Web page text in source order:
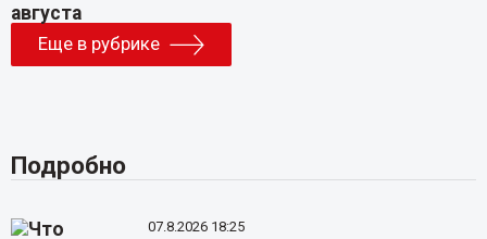
Еще в рубрике
Подробно
07.8.2026 18:25